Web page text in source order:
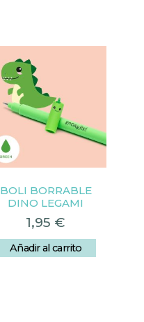
BOLI BORRABLE
DINO LEGAMI
1,95 €
Añadir al carrito